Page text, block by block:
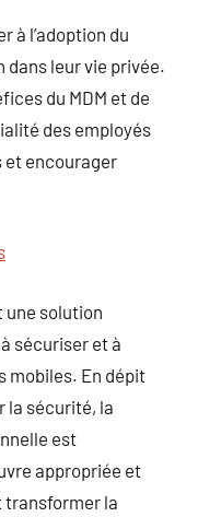
à l’adoption du
dans leur vie privée.
du MDM et de
des employés
et encourager
une solution
sécuriser et à
mobiles. En dépit
la sécurité, la
est
appropriée et
transformer la